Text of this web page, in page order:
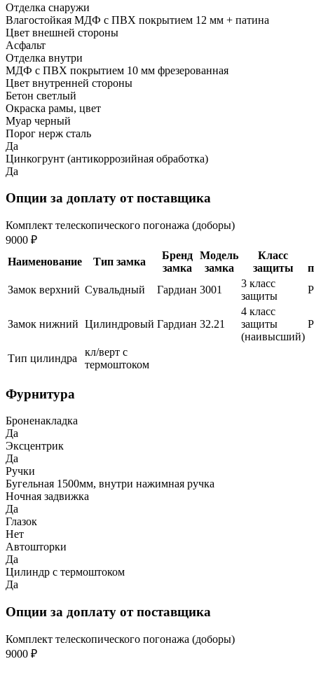
Отделка снаружи
Влагостойкая МДФ с ПВХ покрытием 12 мм + патина
Цвет внешней стороны
Асфальт
Отделка внутри
МДФ с ПВХ покрытием 10 мм фрезерованная
Цвет внутренней стороны
Бетон светлый
Окраска рамы, цвет
Муар черный
Порог нерж сталь
Да
Цинкогрунт (антикоррозийная обработка)
Да
Опции за доплату от поставщика
Комплект телескопического погонажа (доборы)
9000 ₽
Наименование
Тип замка
Бренд
замка
Модель
замка
Класс
защиты
Замок верхний Сувальдный Гардиан 3001
3 класс
защиты
Замок нижний Цилиндровый Гардиан 32.21
4 класс
защиты
(наивысший)
Тип цилиндра
кл/верт с
термоштоком
Фурнитура
Броненакладка
Да
Эксцентрик
Да
Ручки
Бугельная 1500мм, внутри нажимная ручка
Ночная задвижка
Да
Глазок
Нет
Автошторки
Да
Цилиндр с термоштоком
Да
Опции за доплату от поставщика
Комплект телескопического погонажа (доборы)
9000 ₽